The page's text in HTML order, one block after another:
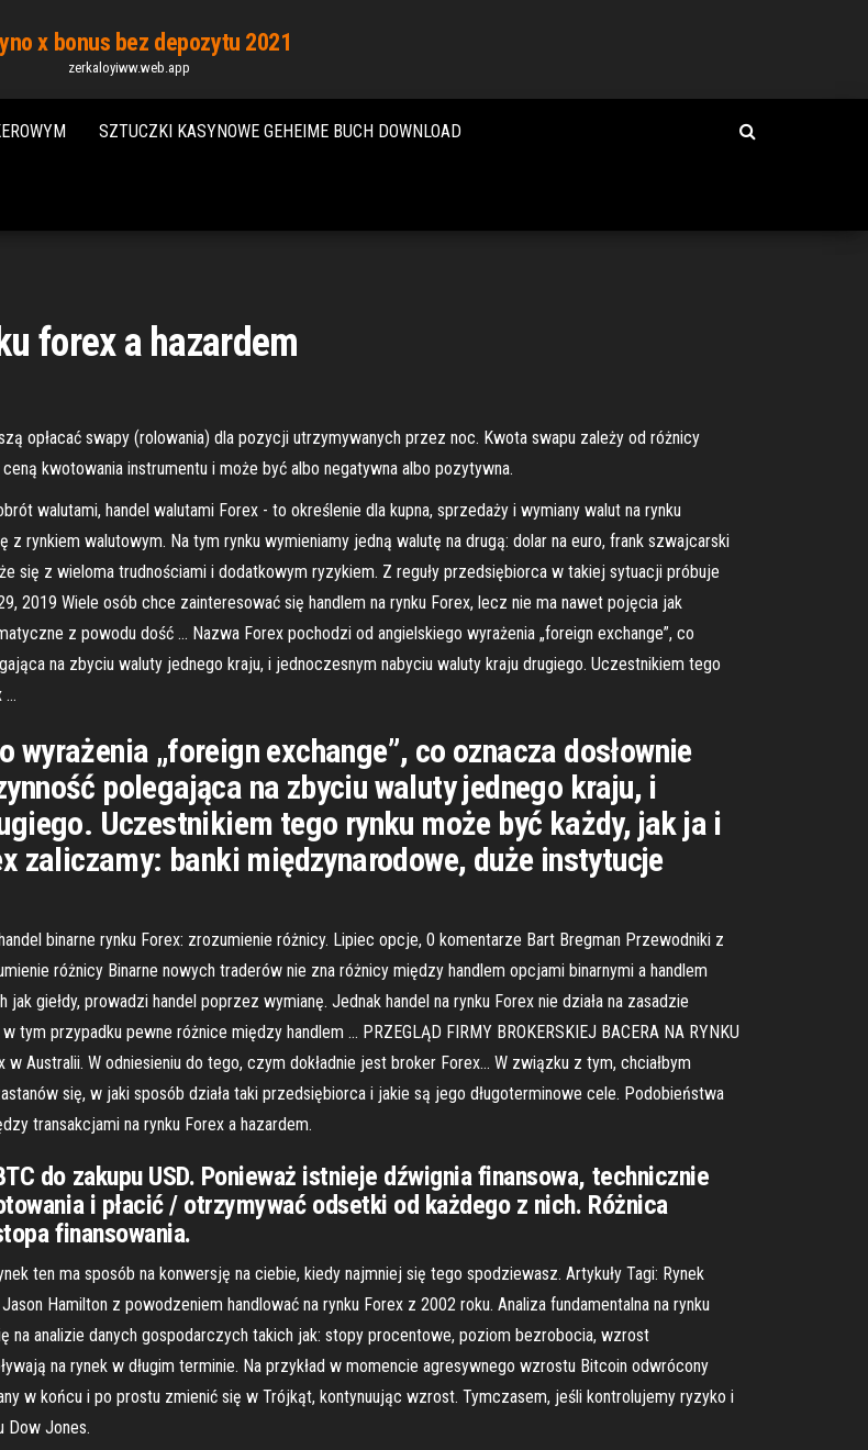
x bonus bez depozytu 2021
zerkaloyiww.web.app
SZTUCZKI KASYNOWE GEHEIME BUCH DOWNLOAD
forex a hazardem
opłacać swapy (rolowania) dla pozycji utrzymywanych przez noc. Kwota swapu zależy od różnicy
kwotowania instrumentu i może być albo negatywna albo pozytywna.
walutami, handel walutami Forex - to określenie dla kupna, sprzedaży i wymiany walut na rynku
rynkiem walutowym. Na tym rynku wymieniamy jedną walutę na drugą: dolar na euro, frank szwajcarski
się z wieloma trudnościami i dodatkowym ryzykiem. Z reguły przedsiębiorca w takiej sytuacji próbuje
2019 Wiele osób chce zainteresować się handlem na rynku Forex, lecz nie ma nawet pojęcia jak
z powodu dość … Nazwa Forex pochodzi od angielskiego wyrażenia „foreign exchange”, co
na zbyciu waluty jednego kraju, i jednoczesnym nabyciu waluty kraju drugiego. Uczestnikiem tego
…
„foreign exchange”, co oznacza dosłownie
polegająca na zbyciu waluty jednego kraju, i
Uczestnikiem tego rynku może być każdy, jak ja i
zaliczamy: banki międzynarodowe, duże instytucje
binarne rynku Forex: zrozumienie różnicy. Lipiec opcje, 0 komentarze Bart Bregman Przewodniki z
różnicy Binarne nowych traderów nie zna różnicy między handlem opcjami binarnymi a handlem
giełdy, prowadzi handel poprzez wymianę. Jednak handel na rynku Forex nie działa na zasadzie
tym przypadku pewne różnice między handlem … PRZEGLĄD FIRMY BROKERSKIEJ BACERA NA RYNKU
w Australii. W odniesieniu do tego, czym dokładnie jest broker Forex… W związku z tym, chciałbym
się, w jaki sposób działa taki przedsiębiorca i jakie są jego długoterminowe cele. Podobieństwa
transakcjami na rynku Forex a hazardem.
do zakupu USD. Ponieważ istnieje dźwignia finansowa, technicznie
i płacić / otrzymywać odsetki od każdego z nich. Różnica
finansowania.
ten ma sposób na konwersję na ciebie, kiedy najmniej się tego spodziewasz. Artykuły Tagi: Rynek
Hamilton z powodzeniem handlować na rynku Forex z 2002 roku. Analiza fundamentalna na rynku
na analizie danych gospodarczych takich jak: stopy procentowe, poziom bezrobocia, wzrost
na rynek w długim terminie. Na przykład w momencie agresywnego wzrostu Bitcoin odwrócony
w końcu i po prostu zmienić się w Trójkąt, kontynuując wzrost. Tymczasem, jeśli kontrolujemy ryzyko i
Dow Jones.